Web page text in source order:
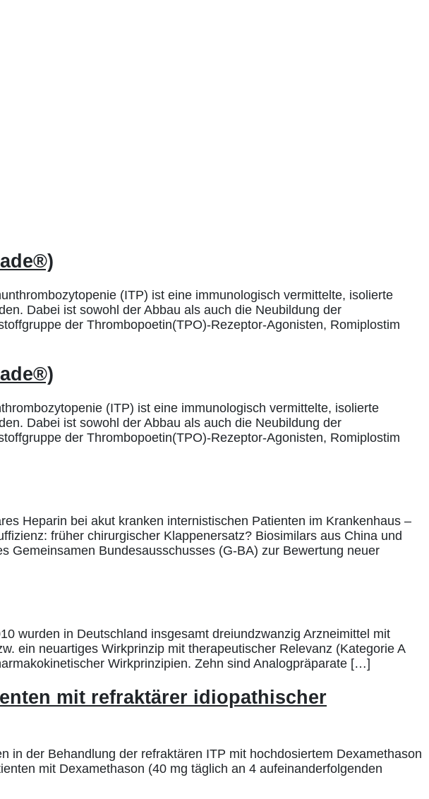
(ITP) ist eine immunologisch vermittelte, isolierte
Dabei ist sowohl der Abbau als auch die Neubildung der
der Thrombopoetin(TPO)-Rezeptor-Agonisten, Romiplostim
(ITP) ist eine immunologisch vermittelte, isolierte
Dabei ist sowohl der Abbau als auch die Neubildung der
der Thrombopoetin(TPO)-Rezeptor-Agonisten, Romiplostim
Heparin bei akut kranken internistischen Patienten im Krankenhaus –
früher chirurgischer Klappenersatz? Biosimilars aus China und
Gemeinsamen Bundesausschusses (G-BA) zur Bewertung neuer
wurden in Deutschland insgesamt dreiundzwanzig Arzneimittel mit
ein neuartiges Wirkprinzip mit therapeutischer Relevanz (Kategorie A
Wirkprinzipien. Zehn sind Analogpräparate […]
mit refraktärer idiopathischer
in der Behandlung der refraktären ITP mit hochdosiertem Dexamethason
mit Dexamethason (40 mg täglich an 4 aufeinanderfolgenden